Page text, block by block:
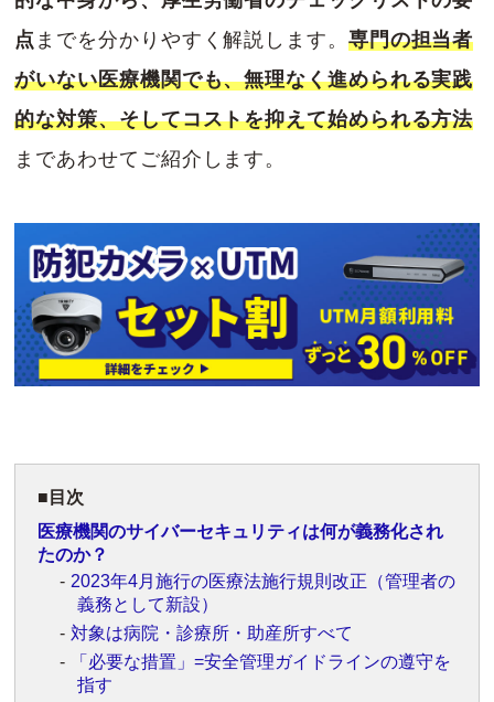
点 までを分かりやすく解説します。 専門の担当者
がいない医療機関でも、無理なく進められる実践
的な対策、そしてコストを抑えて始められる方法
まであわせてご紹介します。
目次
医療機関のサイバーセキュリティは何が義務化され
たのか？
2023年4月施行の医療法施行規則改正（管理者の
義務として新設）
対象は病院・診療所・助産所すべて
「必要な措置」=安全管理ガイドラインの遵守を
指す